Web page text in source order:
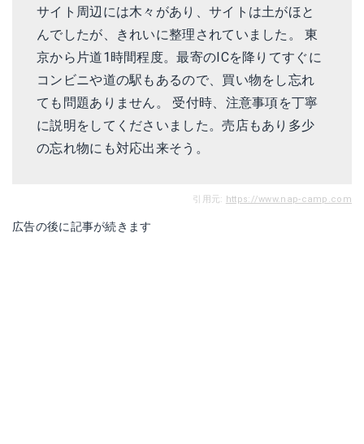
サイト周辺には木々があり、サイトは土がほと
んでしたが、きれいに整理されていました。 東
京から片道1時間程度。最寄のICを降りてすぐに
コンビニや道の駅もあるので、買い物をし忘れ
ても問題ありません。 受付時、注意事項を丁寧
に説明をしてくださいました。売店もあり多少
の忘れ物にも対応出来そう。
引用元: https://www.nap-camp.com
広告の後に記事が続きます